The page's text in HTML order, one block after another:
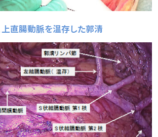
上直腸動脈を温存した郭清